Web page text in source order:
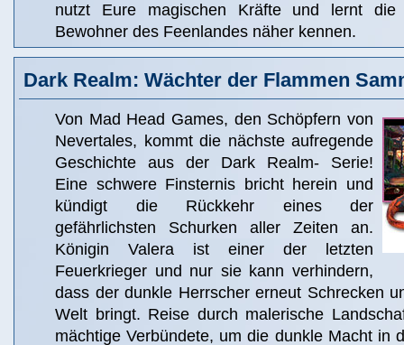
nutzt Eure magischen Kräfte und lernt die
Bewohner des Feenlandes näher kennen.
Dark Realm: Wächter der Flammen
Von Mad Head Games, den Schöpfern von
Nevertales, kommt die nächste aufregende
Geschichte aus der Dark Realm- Serie!
Eine schwere Finsternis bricht herein und
kündigt die Rückkehr eines der
gefährlichsten Schurken aller Zeiten an.
Königin Valera ist einer der letzten
Feuerkrieger und nur sie kann verhindern,
dass der dunkle Herrscher erneut Schrecken
Welt bringt. Reise durch malerische
mächtige Verbündete, um die dunkle Macht in